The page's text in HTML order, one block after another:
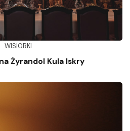
WISIORKI
Żyrandol Kula Iskry